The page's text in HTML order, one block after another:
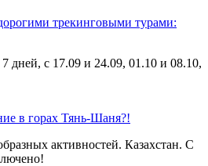
трекинговыми турами:
дней, с 17.09 и 24.09, 01.10 и 08.10,
в горах Тянь-Шаня?!
активностей. Казахстан. С